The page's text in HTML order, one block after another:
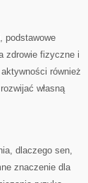
podstawowe
zdrowie fizyczne i
również
własną
dlaczego sen,
znaczenie dla